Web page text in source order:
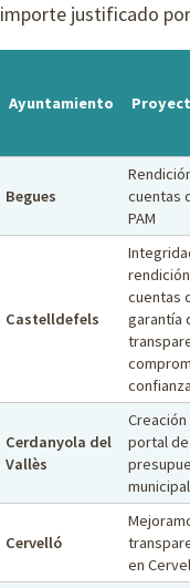
importe justificado
Ayuntamiento
Begues
cuentas
PAM
Castelldefels
cuentas
garantía
confianza
Cerdanyola del
Vallès
Creación
portal de
Cervelló
en